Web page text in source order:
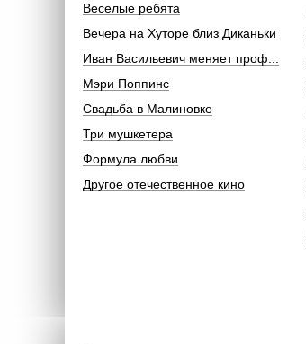
Веселые ребята
Вечера на Хуторе близ Диканьки
Иван Васильевич меняет проф...
Мэри Поппинс
Свадьба в Малиновке
Три мушкетера
Формула любви
Другое отечественное кино